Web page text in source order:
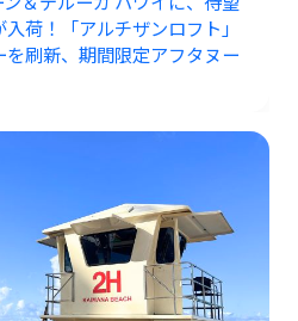
荷！「アルチザンロフト」
刷新、期間限定アフタヌー